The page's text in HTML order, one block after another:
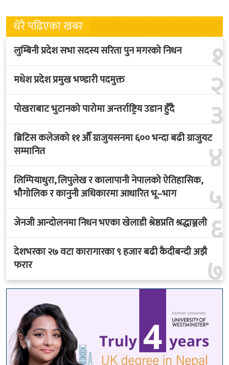
धेरै पढिएका खबर
१
लुम्बिनी प्रदेश सभा सदस्य सरिता पुन मगरको निधन
२
मधेश प्रदेश प्रमुख भण्डारी पदमुक्त
३
पोखराबाट भुटानको पारोमा अन्तर्राष्ट्रिय उडान हुँदै
४
ब्रिटिस कलेजको ११ औँ ग्राजुयसनमा ६०० भन्दा बढी ग्राजुयट
सम्मानित
५
लिम्पियाधुरा, लिपुलेख र कालापानी नेपालको ऐतिहासिक,
भौगोलिक र कानुनी अधिकारमा आधारित भू–भाग
६
जेनजी आन्दोलनमा निधन भएका खेलाडी श्रेष्ठप्रति श्रद्धाञ्जली
७
देशभरका २७ वटा कारागारका ९ हजार बढी कैदीबन्दी अझै
फरार